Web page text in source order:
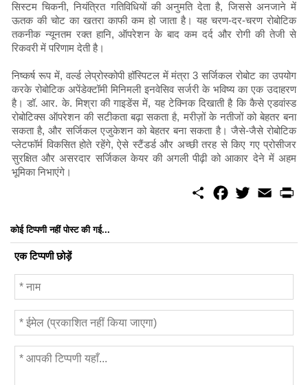
सिस्टम चिकनी, नियंत्रित गतिविधियों की अनुमति देता है, जिससे अनजाने में
ऊतक की चोट का खतरा काफी कम हो जाता है। यह चरण-दर-चरण रोबोटिक
तकनीक न्यूनतम रक्त हानि, ऑपरेशन के बाद कम दर्द और रोगी की तेजी से
रिकवरी में परिणाम देती है।
निष्कर्ष रूप में, वर्ल्ड लेप्रोस्कोपी हॉस्पिटल में मंत्रा 3 सर्जिकल रोबोट का उपयोग
करके रोबोटिक अपेंडेक्टॉमी मिनिमली इनवेसिव सर्जरी के भविष्य का एक उदाहरण
है। डॉ. आर. के. मिश्रा की गाइडेंस में, यह टेक्निक दिखाती है कि कैसे एडवांस्ड
रोबोटिक्स ऑपरेशन की सटीकता बढ़ा सकता है, मरीज़ों के नतीजों को बेहतर बना
सकता है, और सर्जिकल एजुकेशन को बेहतर बना सकता है। जैसे-जैसे रोबोटिक
प्लेटफॉर्म विकसित होते रहेंगे, ऐसे स्टैंडर्ड और अच्छी तरह से किए गए प्रोसीजर
सुरक्षित और असरदार सर्जिकल केयर की अगली पीढ़ी को आकार देने में अहम
भूमिका निभाएंगे।
S
o
w
e
E
m
कोई टिप्पणी नहीं पोस्ट की गई...
एक टिप्पणी छोड़ें